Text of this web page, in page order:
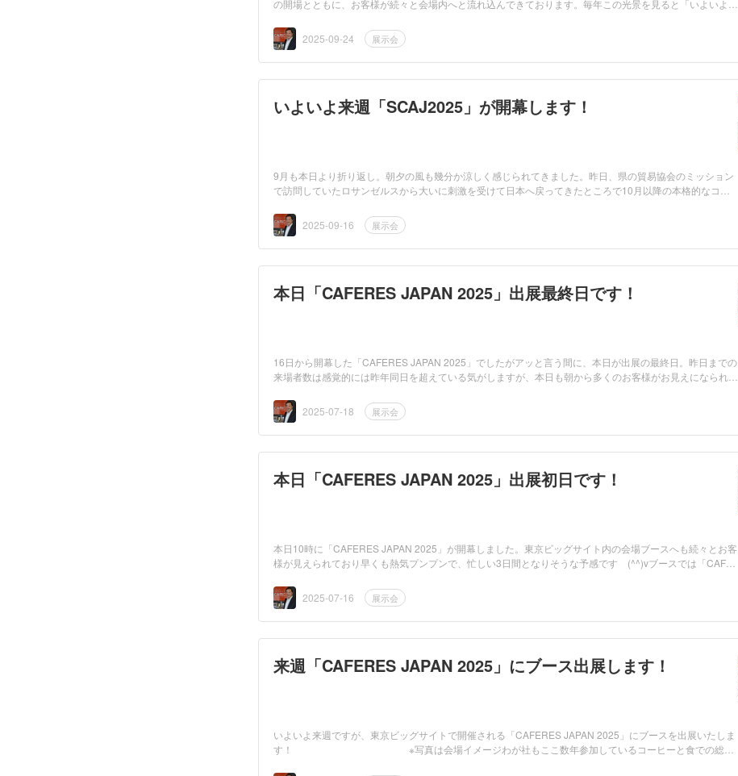
の開場とともに、お客様が続々と会場内へと流れ込んできております。毎年この光景を見ると「いよいよ始
2025-09-24
展示会
いよいよ来週「SCAJ2025」が開幕します！
9月も本日より折り返し。朝夕の風も幾分か涼しく感じられてきました。昨日、県の貿易協会のミッション
で訪問していたロサンゼルスから大いに刺激を受けて日本へ戻ってきたところで10月以降の本格的なコー
2025-09-16
展示会
本日「CAFERES JAPAN 2025」出展最終日です！
16日から開幕した「CAFERES JAPAN 2025」でしたがアッと言う間に、本日が出展の最終日。昨日までの
来場者数は感覚的には昨年同日を超えている気がしますが、本日も朝から多くのお客様がお見えになられて
2025-07-18
展示会
本日「CAFERES JAPAN 2025」出展初日です！
本日10時に「CAFERES JAPAN 2025」が開幕しました。東京ビッグサイト内の会場ブースへも続々とお客
様が見えられており早くも熱気プンプンで、忙しい3日間となりそうな予感です (^^)vブースでは「CAFE
2025-07-16
展示会
来週「CAFERES JAPAN 2025」にブース出展します！
いよいよ来週ですが、東京ビッグサイトで開催される「CAFERES JAPAN 2025」にブースを出展いたしま
す！ ※写真は会場イメージわが社もここ数年参加しているコーヒーと食での総合